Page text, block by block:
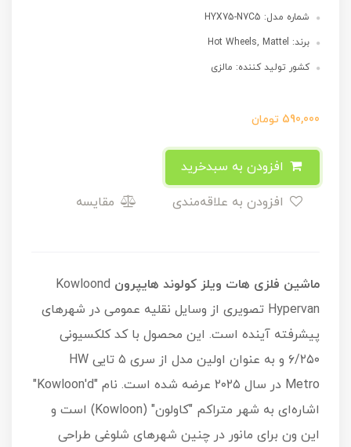
شماره مدل: HYX75-N7C5
برند: Hot Wheels, Mattel
کشور تولید کننده: مالزی
590,000 تومان
مقایسه
ماشین فلزی هات ویلز کولوند هایپرون Kowloond
Hypervan تصویری از وسایل نقلیه عمومی در شهرهای
پیشرفته آینده است. این محصول با کد کلکسیونی
۶/۲۵۰ و به عنوان اولین مدل از سری ۵ تایی HW
Metro در سال ۲۰۲۵ عرضه شده است. نام "Kowloon'd"
اشاره‌ای به شهر متراکم "کاولون" (Kowloon) است و
این ون برای مانور در چنین شهرهای شلوغی طراحی